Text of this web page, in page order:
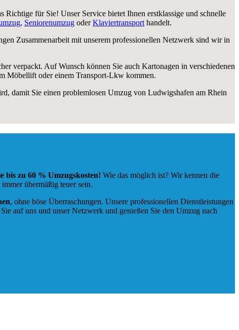
Richtige für Sie! Unser Service bietet Ihnen erstklassige und schnelle
, Seniorenumzug oder Klaviertransport handelt.
Zusammenarbeit mit unserem professionellen Netzwerk sind wir in
verpackt. Auf Wunsch können Sie auch Kartonagen in verschiedenen
Möbellift oder einem Transport-Lkw kommen.
damit Sie einen problemlosen Umzug von Ludwigshafen am Rhein
bis zu 60 % Umzugskosten! Wie das möglich ist? Wir kennen die
übermäßig teuer sein.
, ohne böse Überraschungen. Unsere professionellen Dienstleistungen
auf uns und unser Netzwerk und genießen Sie den Umzug nach